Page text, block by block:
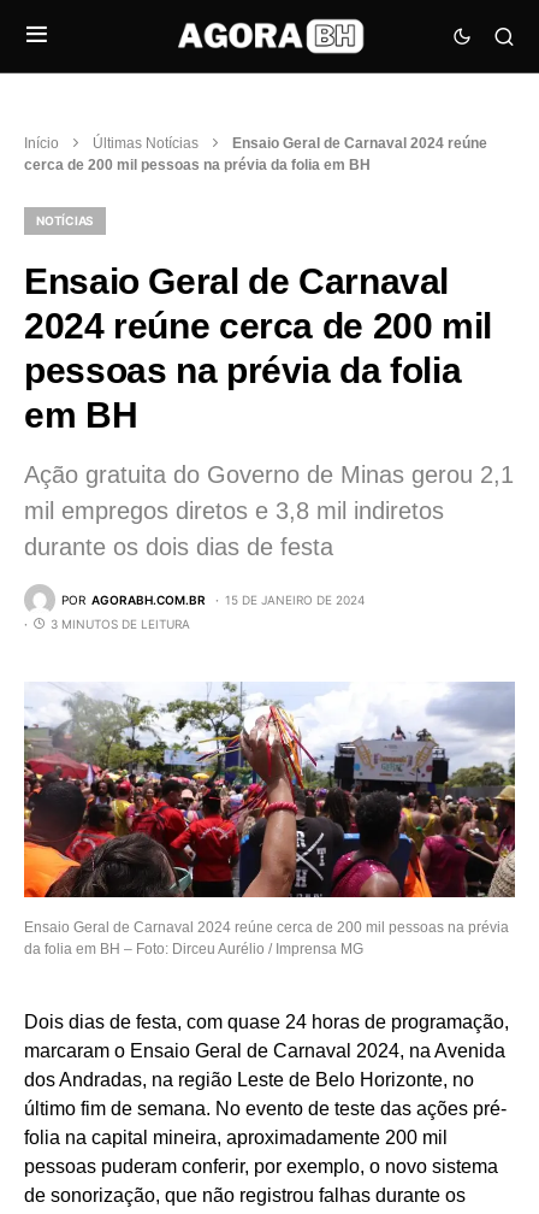
Início Últimas Notícias
Ensaio Geral de Carnaval 2024 reúne
cerca de 200 mil pessoas na prévia da folia em BH
NOTÍCIAS
Ensaio Geral de Carnaval
2024 reúne cerca de 200 mil
pessoas na prévia da folia
em BH
Ação gratuita do Governo de Minas gerou 2,1
mil empregos diretos e 3,8 mil indiretos
durante os dois dias de festa
POR AGORABH.COM.BR
15 DE JANEIRO DE 2024
3 MINUTOS DE LEITURA
Ensaio Geral de Carnaval 2024 reúne cerca de 200 mil pessoas na prévia
da folia em BH – Foto: Dirceu Aurélio / Imprensa MG
Dois dias de festa, com quase 24 horas de programação,
marcaram o Ensaio Geral de Carnaval 2024, na Avenida
dos Andradas, na região Leste de Belo Horizonte, no
último fim de semana. No evento de teste das ações pré-
folia na capital mineira, aproximadamente 200 mil
pessoas puderam conferir, por exemplo, o novo sistema
de sonorização, que não registrou falhas durante os